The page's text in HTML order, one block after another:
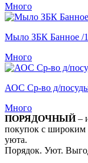
Много
Мыло ЗБК Банное /
Много
АОС Ср-во д/
Много
ПОРЯДОЧНЫЙ–
покупок с широким
уюта.
Порядок. Уют.